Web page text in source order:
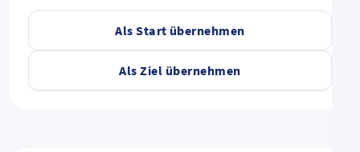
Als Start übernehmen
Als Ziel übernehmen